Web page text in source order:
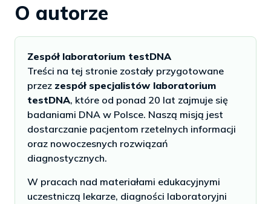
O autorze
Zespół laboratorium testDNA
Treści na tej stronie zostały przygotowane
przez zespół specjalistów laboratorium
testDNA, które od ponad 20 lat zajmuje się
badaniami DNA w Polsce. Naszą misją jest
dostarczanie pacjentom rzetelnych informacji
oraz nowoczesnych rozwiązań
diagnostycznych.
W pracach nad materiałami edukacyjnymi
uczestniczą lekarze, diagności laboratoryjni